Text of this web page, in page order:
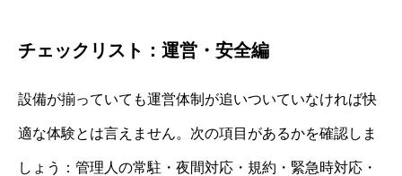
チェックリスト：運営・安全編
設備が揃っていても運営体制が追いついていなければ快
適な体験とは言えません。次の項目があるかを確認しま
しょう：管理人の常駐・夜間対応・規約・緊急時対応・